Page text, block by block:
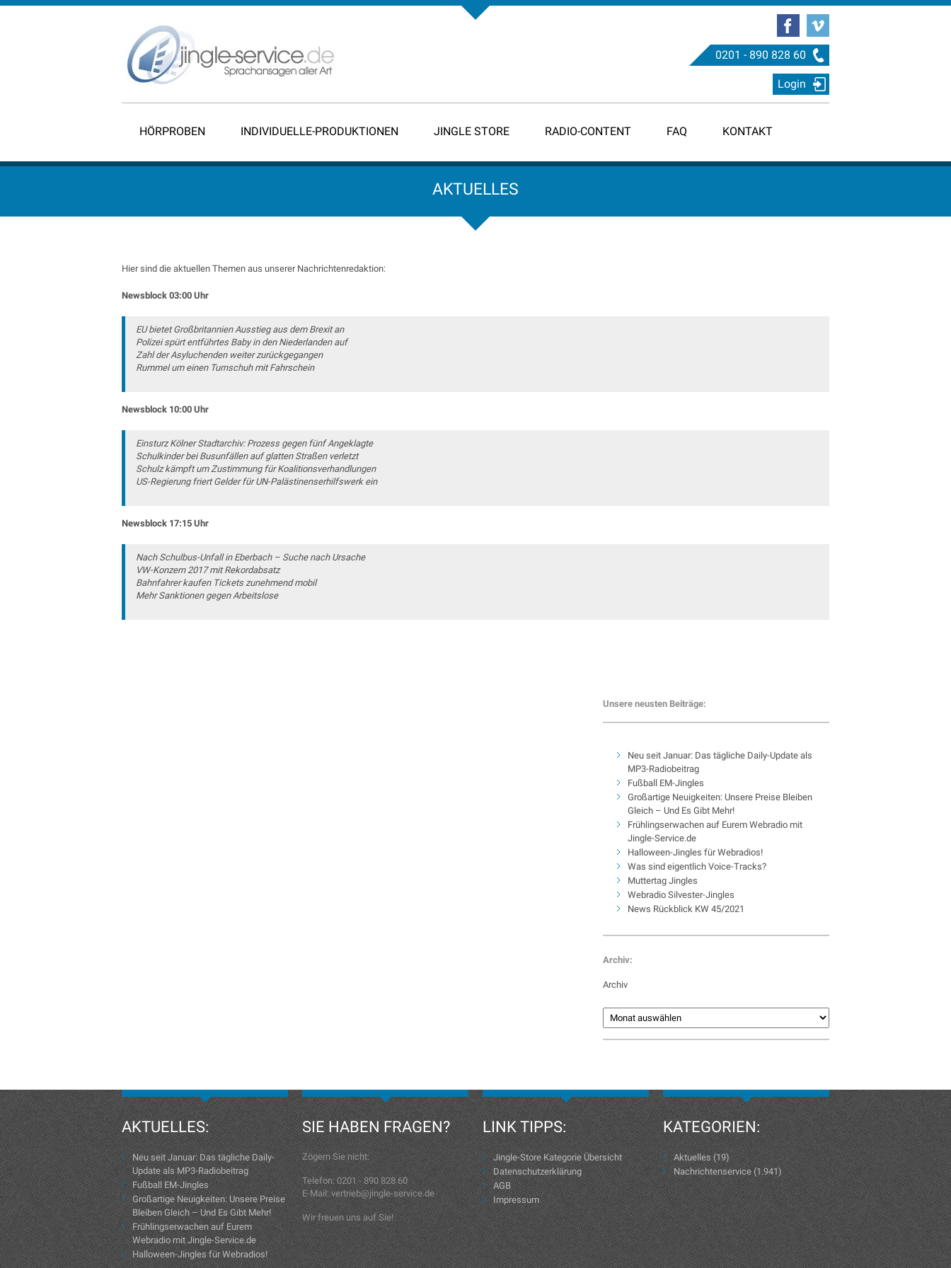
0201 - 890 828 60
Login
HÖRPROBEN INDIVIDUELLE-PRODUKTIONEN JINGLE STORE RADIO-CONTENT FAQ KONTAKT
AKTUELLES
Hier sind die aktuellen Themen aus unserer Nachrichtenredaktion:
Newsblock 03:00 Uhr
EU bietet Großbritannien Ausstieg aus dem Brexit an
Polizei spürt entführtes Baby in den Niederlanden auf
Zahl der Asyluchenden weiter zurückgegangen
Rummel um einen Turnschuh mit Fahrschein
Newsblock 10:00 Uhr
Einsturz Kölner Stadtarchiv: Prozess gegen fünf Angeklagte
Schulkinder bei Busunfällen auf glatten Straßen verletzt
Schulz kämpft um Zustimmung für Koalitionsverhandlungen
US-Regierung friert Gelder für UN-Palästinenserhilfswerk ein
Newsblock 17:15 Uhr
Nach Schulbus-Unfall in Eberbach – Suche nach Ursache
VW-Konzern 2017 mit Rekordabsatz
Bahnfahrer kaufen Tickets zunehmend mobil
Mehr Sanktionen gegen Arbeitslose
Unsere neusten Beiträge:
Neu seit Januar: Das tägliche Daily-Update als
MP3-Radiobeitrag
Fußball EM-Jingles
Großartige Neuigkeiten: Unsere Preise Bleiben
Gleich – Und Es Gibt Mehr!
Frühlingserwachen auf Eurem Webradio mit
Jingle-Service.de
Halloween-Jingles für Webradios!
Was sind eigentlich Voice-Tracks?
Muttertag Jingles
Webradio Silvester-Jingles
News Rückblick KW 45/2021
Archiv:
Archiv
AKTUELLES:
Neu seit Januar: Das tägliche Daily-
Update als MP3-Radiobeitrag
Fußball EM-Jingles
Großartige Neuigkeiten: Unsere Preise
Bleiben Gleich – Und Es Gibt Mehr!
Frühlingserwachen auf Eurem
Webradio mit Jingle-Service.de
Halloween-Jingles für Webradios!
SIE HABEN FRAGEN?
Zögern Sie nicht:
Telefon: 0201 - 890 828 60
E-Mail: vertrieb@jingle-service.de
Wir freuen uns auf Sie!
LINK TIPPS:
Jingle-Store Kategorie Übersicht
Datenschutzerklärung
AGB
Impressum
KATEGORIEN:
Aktuelles (19)
Nachrichtenservice(1.941)